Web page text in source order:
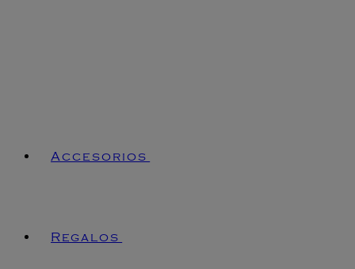
Accesorios
Regalos